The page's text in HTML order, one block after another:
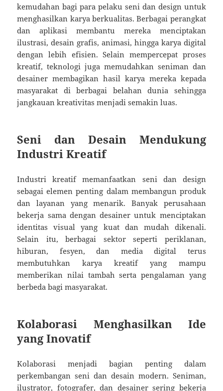
kemudahan bagi para pelaku seni dan design untuk
menghasilkan karya berkualitas. Berbagai perangkat
dan aplikasi membantu mereka menciptakan
ilustrasi, desain grafis, animasi, hingga karya digital
dengan lebih efisien. Selain mempercepat proses
kreatif, teknologi juga memudahkan seniman dan
desainer membagikan hasil karya mereka kepada
masyarakat di berbagai belahan dunia sehingga
jangkauan kreativitas menjadi semakin luas.
Seni dan Desain Mendukung
Industri Kreatif
Industri kreatif memanfaatkan seni dan design
sebagai elemen penting dalam membangun produk
dan layanan yang menarik. Banyak perusahaan
bekerja sama dengan desainer untuk menciptakan
identitas visual yang kuat dan mudah dikenali.
Selain itu, berbagai sektor seperti periklanan,
hiburan, fesyen, dan media digital terus
membutuhkan karya kreatif yang mampu
memberikan nilai tambah serta pengalaman yang
berbeda bagi masyarakat.
Kolaborasi Menghasilkan Ide
yang Inovatif
Kolaborasi menjadi bagian penting dalam
perkembangan seni dan desain modern. Seniman,
ilustrator, fotografer, dan desainer sering bekerja